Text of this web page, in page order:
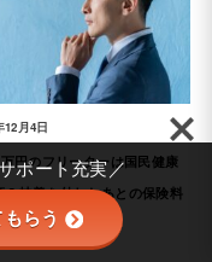
12月4日
円のフリーターは国民健康
？扶養を外れたあとの保険料
ポート充実／
らう